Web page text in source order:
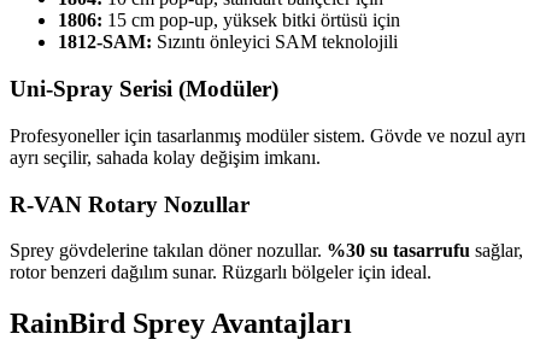
1806: 15 cm pop-up, yüksek bitki örtüsü için
1812-SAM: Sızıntı önleyici SAM teknolojili
Uni-Spray Serisi (Modüler)
Profesyoneller için tasarlanmış modüler sistem. Gövde ve nozul ayrı
ayrı seçilir, sahada kolay değişim imkanı.
R-VAN Rotary Nozullar
Sprey gövdelerine takılan döner nozullar. %30 su tasarrufu sağlar,
rotor benzeri dağılım sunar. Rüzgarlı bölgeler için ideal.
RainBird Sprey Avantajları